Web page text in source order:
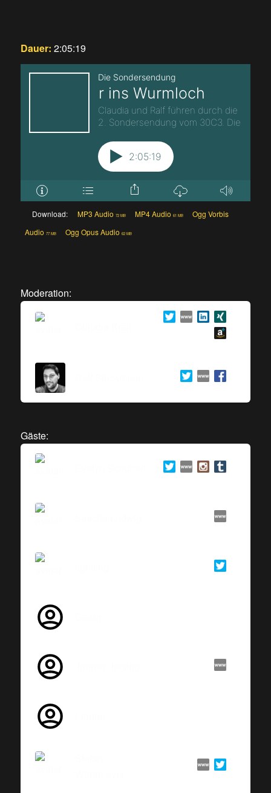
Dauer: 2:05:19
Download: MP3 Audio 72 MB MP4 Audio 61 MB
Ogg Vorbis
Audio 77 MB Ogg Opus Audio 62 MB
Moderation:
Gäste: